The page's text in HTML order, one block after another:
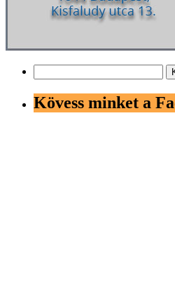
Kövess minket a